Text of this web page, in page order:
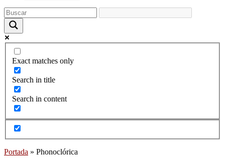
Exact matches only
Search in title
Search in content
Portada » Phonoclórica